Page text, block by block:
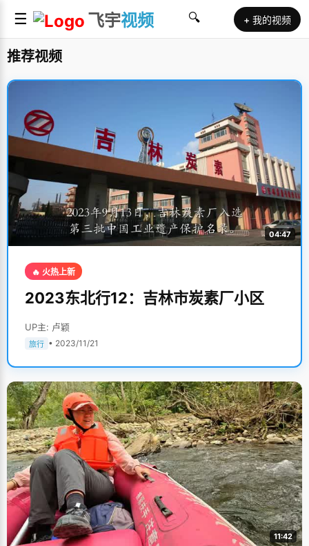
☰ 飞宇视频 🔍 + 我的视频
推荐视频
04:47
🔥 火热上新
2023东北行12：吉林市炭素厂小区
UP主: 卢颖
旅行 • 2023/11/21
11:42